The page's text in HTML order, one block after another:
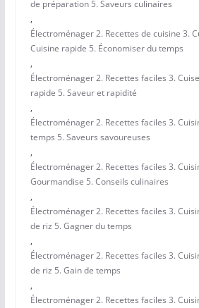
de préparation 5. Saveurs culinaires
,
Électroménager 2. Recettes de cuisine 3.
Cuisine rapide 5. Économiser du temps
,
Électroménager 2. Recettes faciles 3.
rapide 5. Saveur et rapidité
,
Électroménager 2. Recettes faciles 3.
temps 5. Saveurs savoureuses
,
Électroménager 2. Recettes faciles 3.
Gourmandise 5. Conseils culinaires
,
Électroménager 2. Recettes faciles 3.
de riz 5. Gagner du temps
,
Électroménager 2. Recettes faciles 3.
de riz 5. Gain de temps
,
Électroménager 2. Recettes faciles 3.